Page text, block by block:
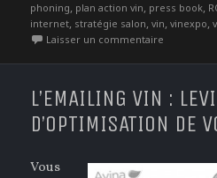
phoning, plan action vin, press book,
internet, stratégie salon,vin,vinexpo,
Laisser un commentaire
L’EMAILING VIN :
D’OPTIMISATION DE
Vous